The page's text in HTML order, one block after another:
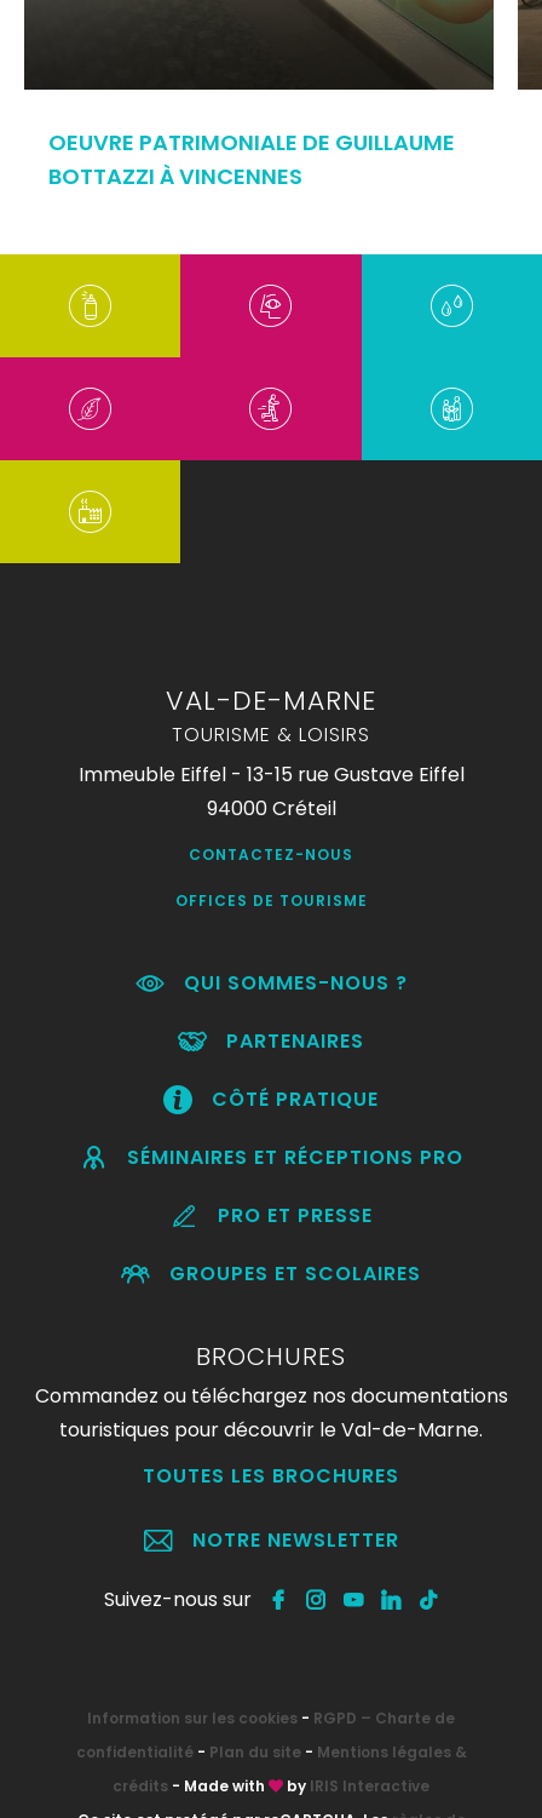
OEUVRE PATRIMONIALE DE GUILLAUME
BOTTAZZI À VINCENNES
VAL-DE-MARNE
TOURISME & LOISIRS
Immeuble Eiffel - 13-15 rue Gustave Eiffel
94000 Créteil
CONTACTEZ-NOUS
OFFICES DE TOURISME
QUI SOMMES-NOUS ?
PARTENAIRES
CÔTÉ PRATIQUE
SÉMINAIRES ET RÉCEPTIONS PRO
PRO ET PRESSE
GROUPES ET SCOLAIRES
BROCHURES
Commandez ou téléchargez nos documentations
touristiques pour découvrir le Val-de-Marne.
TOUTES LES BROCHURES
NOTRE NEWSLETTER
Suivez-nous sur
Information sur les cookies - RGPD – Charte de
confidentialité- Plan du site- Mentions légales &
crédits - Made with by IRIS Interactive